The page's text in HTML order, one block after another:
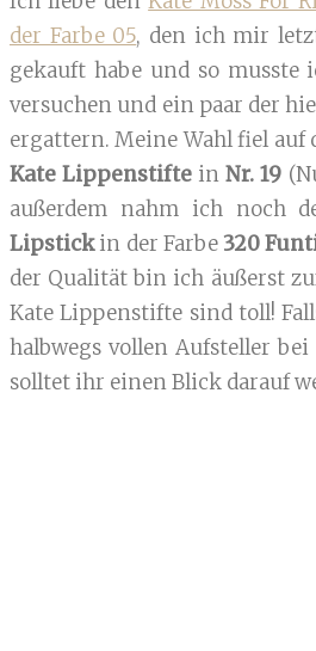
der Farbe 05, den ich mir
gekauft habe und so musste
versuchen und ein paar der
ergattern. Meine Wahl fiel auf
Kate Lippenstifte inNr. 19
außerdem nahm ich noch
Lipstickin der Farbe 320
der Qualität bin ich äußerst
Kate Lippenstifte sind toll!
halbwegs vollen Aufsteller
solltet ihr einen Blick darauf